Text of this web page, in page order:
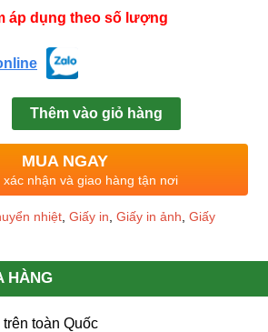
áp dụng theo số lượng
Thêm vào giỏ hàng
MUA NGAY
xác nhận và giao hàng tận nơi
nhiệt Giấy in Giấy in ảnh Giấy
HÀNG
toàn Quốc